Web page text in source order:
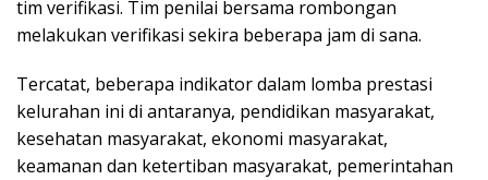
tim verifikasi. Tim penilai bersama rombongan
melakukan verifikasi sekira beberapa jam di sana.
Tercatat, beberapa indikator dalam lomba prestasi
kelurahan ini di antaranya, pendidikan masyarakat,
kesehatan masyarakat, ekonomi masyarakat,
keamanan dan ketertiban masyarakat, pemerintahan